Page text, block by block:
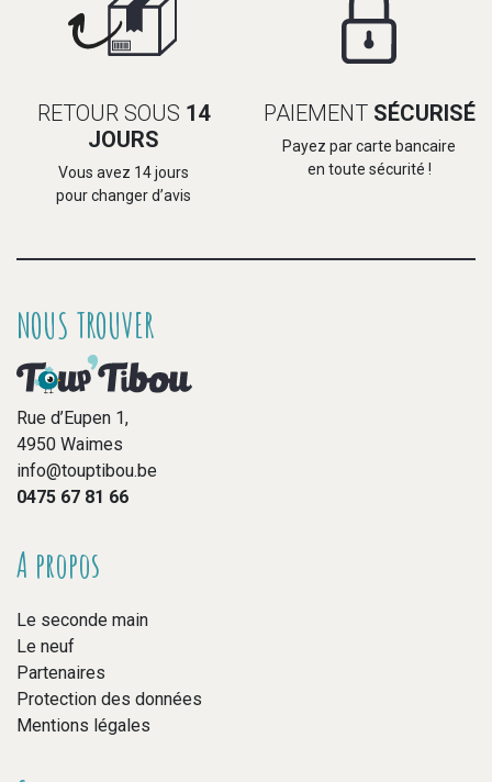
RETOUR SOUS 14
JOURS
Vous avez 14 jours
pour changer d’avis
PAIEMENT SÉCURISÉ
Payez par carte bancaire
en toute sécurité !
NOUS TROUVER
Rue d’Eupen 1,
4950 Waimes
info@touptibou.be
0475 67 81 66
A propos
Le seconde main
Le neuf
Partenaires
Protection des données
Mentions légales